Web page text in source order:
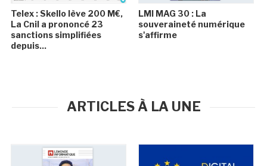
Telex : Skello lève 200 M€,
La Cnil a prononcé 23
sanctions simplifiées
depuis...
LMI MAG 30 : La
souveraineté numérique
s'affirme
ARTICLES À LA UNE